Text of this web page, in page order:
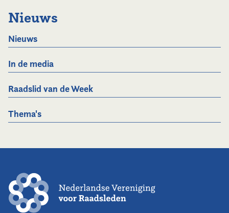
Nieuws
Nieuws
In de media
Raadslid van de Week
Thema's